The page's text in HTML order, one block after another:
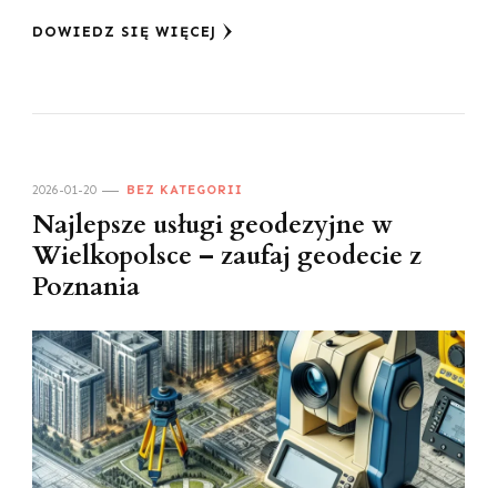
DOWIEDZ SIĘ WIĘCEJ
2026-01-20 BEZ KATEGORII
Najlepsze usługi geodezyjne w
Wielkopolsce – zaufaj geodecie z
Poznania